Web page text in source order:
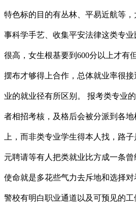
特色标的目的有丛林、平易近航等
事科学手艺、收集平安法律这类专
很高，女生根基要到600分以上才有
摆布才够得上合作，总体就业率很
业的就业径有所区别。 报考类专业
者相招考核，及格后会被分派到各地
上，而非类专业学生得本人找，路
元聘请等有人把类就业比方成一条
使命就是多花些气力去斥地和选择
警校有明白职业通道以及可预见的工